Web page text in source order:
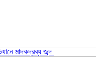
মাদকদ্রব্য জব্দ